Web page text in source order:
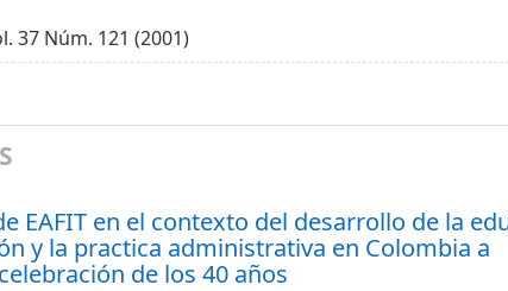
37 Núm. 121 (2001)
EAFIT en el contexto del desarrollo de la
y la practica administrativa en Colombia a
de los 40 años